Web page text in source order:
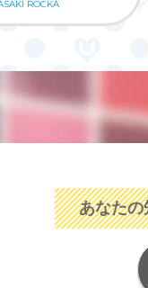
ROCKA
あなた